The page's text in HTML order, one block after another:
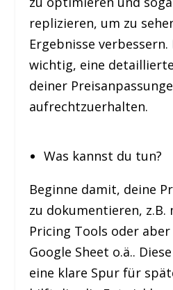
replizieren, um zu
Ergebnisse
wichtig, eine
deiner
aufrechtzuerhalten.
Was kannst du tun?
Beginne damit, deine
zu dokumentieren, z.B.
Pricing Tools oder
Google Sheet o.ä..
eine klare Spur für